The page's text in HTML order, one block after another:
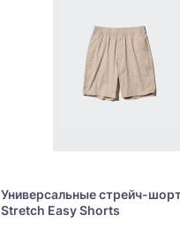
Универсальные стрейч-
Stretch Easy Shorts